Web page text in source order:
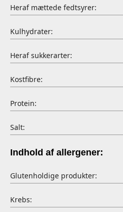
Heraf mættede fedtsyrer:
Kulhydrater:
Heraf sukkerarter:
Kostfibre:
Protein:
Salt:
Indhold af allergener:
Glutenholdige produkter:
Krebs: